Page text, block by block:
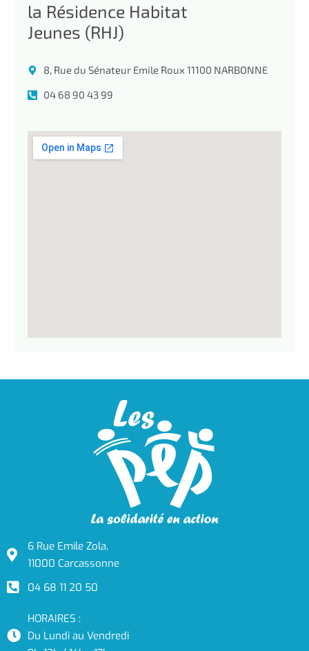
la Résidence Habitat
Jeunes (RHJ)
8, Rue du Sénateur Emile Roux 11100 NARBONNE
04 68 90 43 99
6 Rue Emile Zola,
11000 Carcassonne
04 68 11 20 50
HORAIRES :
Du Lundi au Vendredi